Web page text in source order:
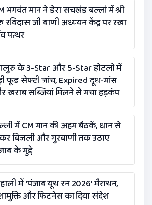
भगवंत मान ने डेरा सचखंड बल्लां में श्री
रविदास जी बाणी अध्ययन केंद्र पर रखा
पत्थर
के 3-Star और 5-Star होटलों में
फूड सेफ्टी जांच, Expired दूध-मांस
खराब सब्जियां मिलने से मचा हड़कंप
में CM मान की अहम बैठकें, धान से
बिजली और गुरबाणी तक उठाए
के मुद्दे
में ‘पंजाब यूथ रन 2026’ मैराथन,
और फिटनेस का दिया संदेश